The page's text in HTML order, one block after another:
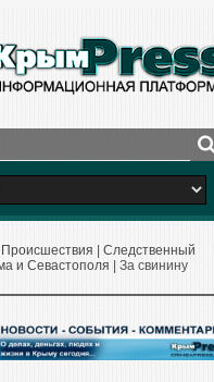
Происшествия
Следственный
и Севастополя
За свинину